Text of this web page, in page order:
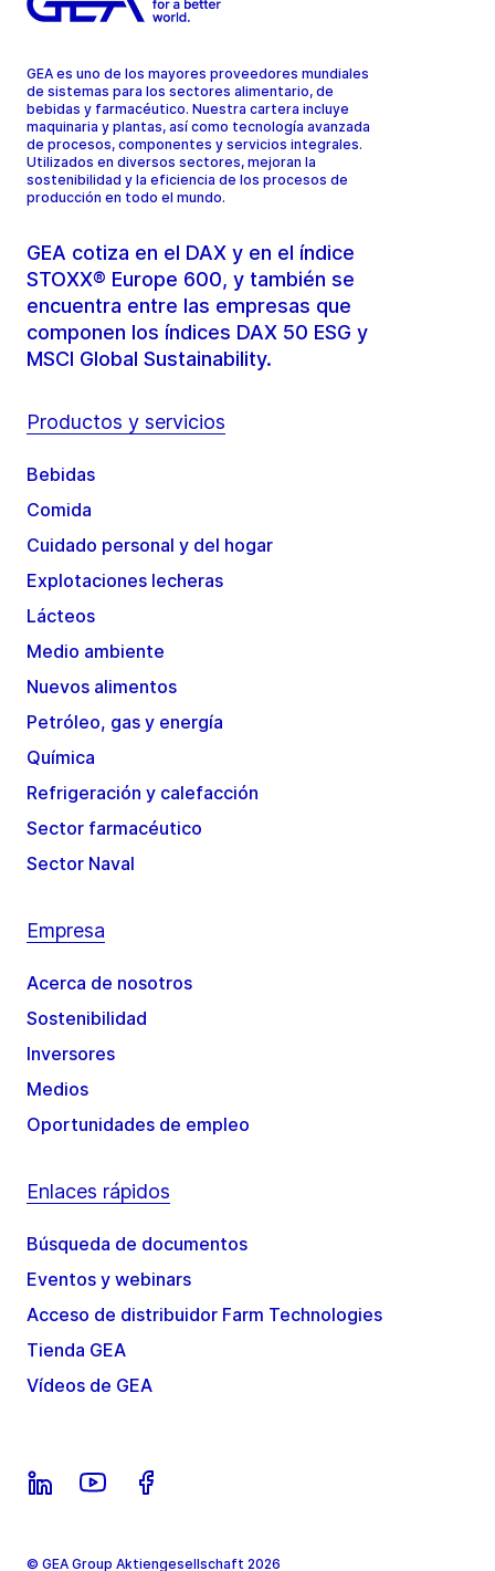
GEA es uno de los mayores proveedores mundiales
de sistemas para los sectores alimentario, de
bebidas y farmacéutico. Nuestra cartera incluye
maquinaria y plantas, así como tecnología avanzada
de procesos, componentes y servicios integrales.
Utilizados en diversos sectores, mejoran la
sostenibilidad y la eficiencia de los procesos de
producción en todo el mundo.
GEA cotiza en el DAX y en el índice
STOXX® Europe 600, y también se
encuentra entre las empresas que
componen los índices DAX 50 ESG y
MSCI Global Sustainability.
Productos y servicios
Bebidas
Comida
Cuidado personal y del hogar
Explotaciones lecheras
Lácteos
Medio ambiente
Nuevos alimentos
Petróleo, gas y energía
Química
Refrigeración y calefacción
Sector farmacéutico
Sector Naval
Empresa
Acerca de nosotros
Sostenibilidad
Inversores
Medios
Oportunidades de empleo
Enlaces rápidos
Búsqueda de documentos
Eventos y webinars
Acceso de distribuidor Farm Technologies
Tienda GEA
Vídeos de GEA
© GEA Group Aktiengesellschaft 2026